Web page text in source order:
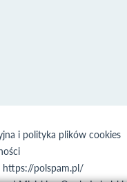
i polityka plików cookies
https://polspam.pl/